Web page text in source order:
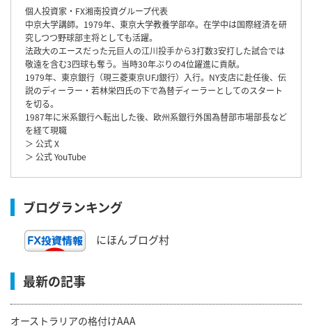
個人投資家・FX湘南投資グループ代表
中京大学講師。1979年、東京大学教養学部卒。在学中は国際経済を研
究しつつ野球部主将としても活躍。
法政大のエースだった元巨人の江川投手から3打数3安打した試合では
敬遠を含む3四球も奪う。当時30年ぶりの4位躍進に貢献。
1979年、東京銀行（現三菱東京UFJ銀行）入行。NY支店に赴任後、伝
説のディーラー・若林栄四氏の下で為替ディーラーとしてのスタート
を切る。
1987年に米系銀行へ転出した後、欧州系銀行外国為替部市場部長など
を経て現職
＞ 公式 X
＞ 公式 YouTube
ブログランキング
にほんブログ村
最新の記事
オーストラリアの格付けAAA